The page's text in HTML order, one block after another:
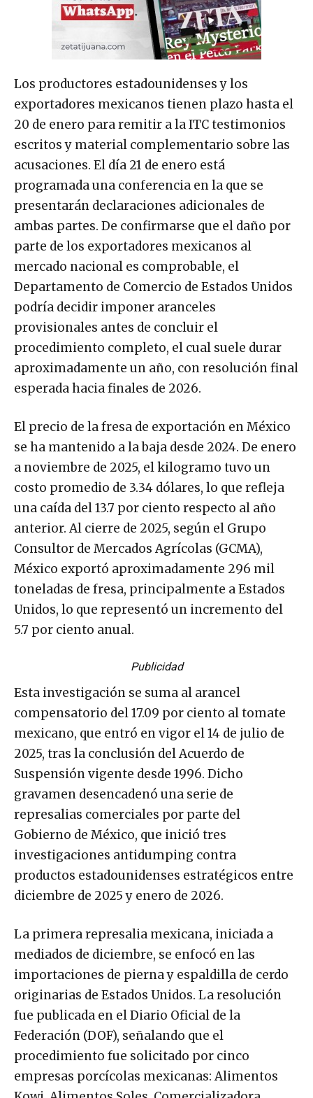
Los productores estadounidenses y los
exportadores mexicanos tienen plazo hasta el
20 de enero para remitir a la ITC testimonios
escritos y material complementario sobre las
acusaciones. El día 21 de enero está
programada una conferencia en la que se
presentarán declaraciones adicionales de
ambas partes. De confirmarse que el daño por
parte de los exportadores mexicanos al
mercado nacional es comprobable, el
Departamento de Comercio de Estados Unidos
podría decidir imponer aranceles
provisionales antes de concluir el
procedimiento completo, el cual suele durar
aproximadamente un año, con resolución final
esperada hacia finales de 2026.
El precio de la fresa de exportación en México
se ha mantenido a la baja desde 2024. De enero
a noviembre de 2025, el kilogramo tuvo un
costo promedio de 3.34 dólares, lo que refleja
una caída del 13.7 por ciento respecto al año
anterior. Al cierre de 2025, según el Grupo
Consultor de Mercados Agrícolas (GCMA),
México exportó aproximadamente 296 mil
toneladas de fresa, principalmente a Estados
Unidos, lo que representó un incremento del
5.7 por ciento anual.
Publicidad
Esta investigación se suma al arancel
compensatorio del 17.09 por ciento al tomate
mexicano, que entró en vigor el 14 de julio de
2025, tras la conclusión del Acuerdo de
Suspensión vigente desde 1996. Dicho
gravamen desencadenó una serie de
represalias comerciales por parte del
Gobierno de México, que inició tres
investigaciones antidumping contra
productos estadounidenses estratégicos entre
diciembre de 2025 y enero de 2026.
La primera represalia mexicana, iniciada a
mediados de diciembre, se enfocó en las
importaciones de pierna y espaldilla de cerdo
originarias de Estados Unidos. La resolución
fue publicada en el Diario Oficial de la
Federación (DOF), señalando que el
procedimiento fue solicitado por cinco
empresas porcícolas mexicanas: Alimentos